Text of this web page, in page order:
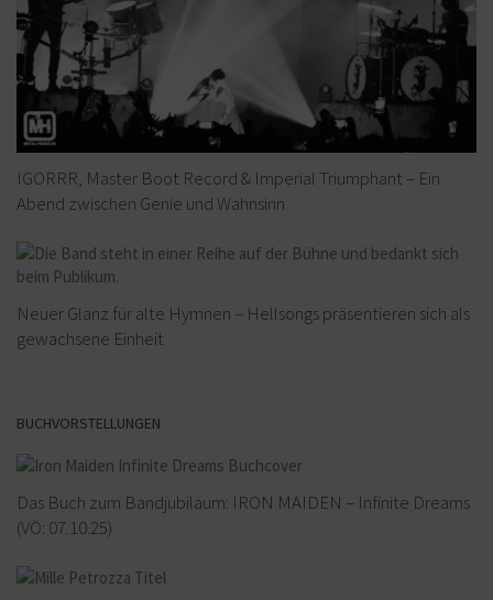
IGORRR, Master Boot Record & Imperial Triumphant – Ein
Abend zwischen Genie und Wahnsinn
Neuer Glanz für alte Hymnen – Hellsongs präsentieren sich als
gewachsene Einheit
BUCHVORSTELLUNGEN
Das Buch zum Bandjubiläum: IRON MAIDEN – Infinite Dreams
(VÖ: 07.10.25)